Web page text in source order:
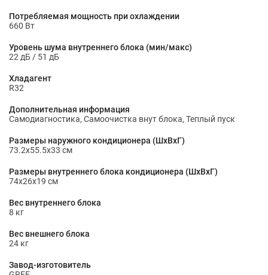
Потребляемая мощность при охлаждении
660 Вт
Уровень шума внутреннего блока (мин/макс)
22 дБ / 51 дБ
Хладагент
R32
Дополнительная информация
Самодиагностика, Самоочистка внут блока, Теплый пуск
Размеры наружного кондиционера (ШxВxГ)
73.2x55.5x33 см
Размеры внутреннего блока кондиционера (ШxВxГ)
74x26x19 см
Вес внутреннего блока
8 кг
Вес внешнего блока
24 кг
Завод-изготовитель